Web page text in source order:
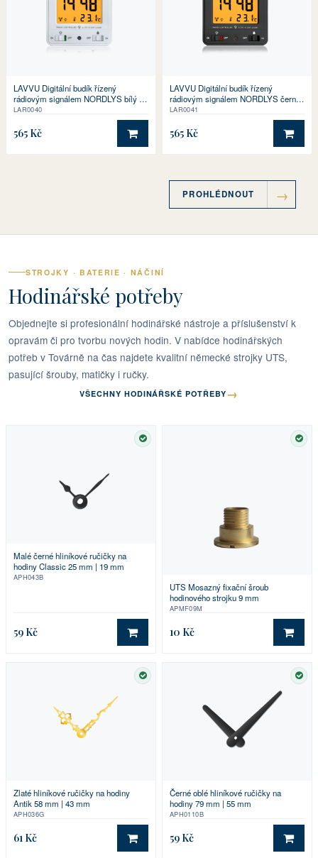
LAVVU Digitální budík řízený
rádiovým signálem NORDLYS bílý se
světelným senzorem
LAR0040
565 Kč DO KOŠÍKU
LAVVU Digitální budík řízený
rádiovým signálem NORDLYS černý
se světelným senzorem
LAR0041
565 Kč DO
PROHLÉDNOUT
STROJKY · BATERIE · NÁČINÍ
Hodinářské potřeby
Objednejte si profesionální hodinářské nástroje a příslušenství k
opravám či pro tvorbu nových hodin. V nabídce hodinářských
potřeb v Továrně na čas najdete kvalitní německé strojky UTS,
pasující šrouby, matičky i ručky.
VŠECHNY HODINÁŘSKÉ POTŘEBY →
SKLADEM
Malé černé hliníkové ručičky na
hodiny Classic 25 mm | 19 mm
APH043B
59 Kč DO KOŠÍKU
UTS Mosazný fixační šroub
hodinového strojku 9 mm
APMF09M
10 Kč DO
SKLADEM
Zlaté hliníkové ručičky na hodiny
Antik 58 mm | 43 mm
APH036G
61 Kč DO KOŠÍKU
Černé oblé hliníkové ručičky na
hodiny 79 mm | 55 mm
APH0110B
59 Kč DO